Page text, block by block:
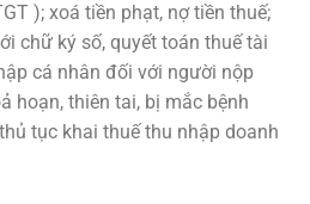
); xoá tiền phạt, nợ tiền thuế;
chữ ký số, quyết toán thuế tài
cá nhân đối với người nộp
hoạn, thiên tai, bị mắc bệnh
tục khai thuế thu nhập doanh